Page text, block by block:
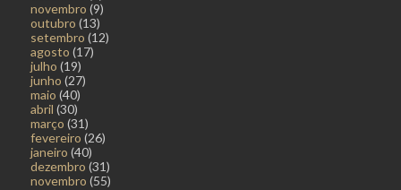
novembro (9)
outubro (13)
setembro (12)
agosto (17)
julho (19)
junho (27)
maio (40)
abril (30)
março (31)
fevereiro (26)
janeiro (40)
dezembro (31)
novembro (55)